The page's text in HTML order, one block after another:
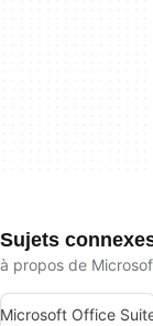
Sujets
à propos de
Microsoft Office